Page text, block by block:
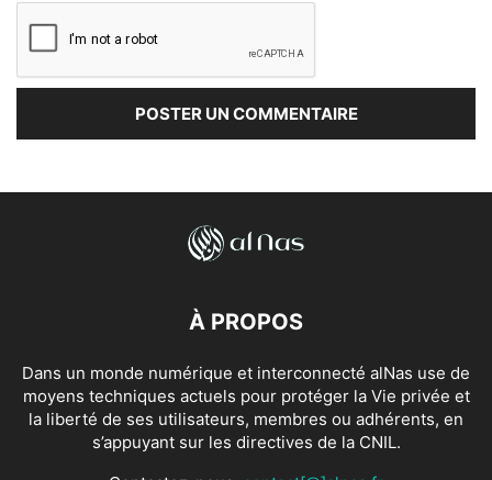
À PROPOS
Dans un monde numérique et interconnecté alNas use de
moyens techniques actuels pour protéger la Vie privée et
la liberté de ses utilisateurs, membres ou adhérents, en
s’appuyant sur les directives de la CNIL.